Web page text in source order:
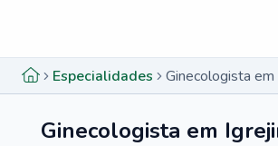
Especialidades
Ginecologista em